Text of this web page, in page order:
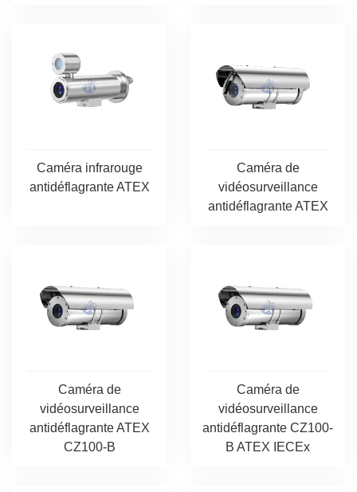
Caméra infrarouge
antidéflagrante ATEX
Caméra de
vidéosurveillance
antidéflagrante ATEX
Caméra de
vidéosurveillance
antidéflagrante ATEX
CZ100-B
Caméra de
vidéosurveillance
antidéflagrante CZ100-
B ATEX IECEx